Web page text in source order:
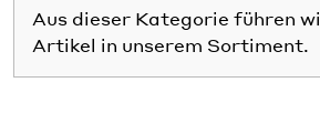
Aus dieser Kategorie führen
Artikel in unserem Sortiment.